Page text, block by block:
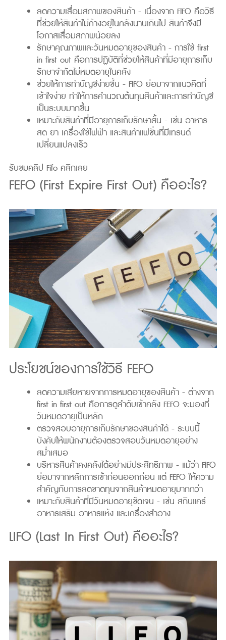
ลดความเสื่อมสภาพของสินค้า - เนื่องจาก FIFO คือวิธี
ที่ช่วยให้สินค้าไม่ค้างอยู่ในคลังนานเกินไป สินค้าจึงมี
โอกาสเสื่อมสภาพน้อยลง
รักษาคุณภาพและวันหมดอายุของสินค้า - การใช้ first
in first out คือการปฏิบัติที่ช่วยให้สินค้าที่มีอายุการเก็บ
รักษาจำกัดไม่หมดอายุในคลัง
ช่วยให้การทำบัญชีง่ายขึ้น - FIFO ย่อมาจากแนวคิดที่
เข้าใจง่าย ทำให้การคำนวณต้นทุนสินค้าและการทำบัญชี
เป็นระบบมากขึ้น
เหมาะกับสินค้าที่มีอายุการเก็บรักษาสั้น - เช่น อาหาร
สด ยา เครื่องใช้ไฟฟ้า และสินค้าแฟชั่นที่มีเทรนด์
เปลี่ยนแปลงเร็ว
รับชมคลิป Fifo คลิกเลย
FEFO (First Expire First Out) คืออะไร?
ประโยชน์ของการใช้วิธี FEFO
ลดความเสียหายจากการหมดอายุของสินค้า - ต่างจาก
first in first out คือการดูลำดับเข้าคลัง FEFO จะมองที่
วันหมดอายุเป็นหลัก
ตรวจสอบอายุการเก็บรักษาของสินค้าได้ - ระบบนี้
บังคับให้พนักงานต้องตรวจสอบวันหมดอายุอย่าง
สม่ำเสมอ
บริหารสินค้าคงคลังได้อย่างมีประสิทธิภาพ - แม้ว่า FIFO
ย่อมาจากหลักการเข้าก่อนออกก่อน แต่ FEFO ให้ความ
สำคัญกับการลดขาดทุนจากสินค้าหมดอายุมากกว่า
เหมาะกับสินค้าที่มีวันหมดอายุชัดเจน - เช่น สกินแคร์
อาหารเสริม อาหารแห้ง และเครื่องสำอาง
LIFO (Last In First Out) คืออะไร?